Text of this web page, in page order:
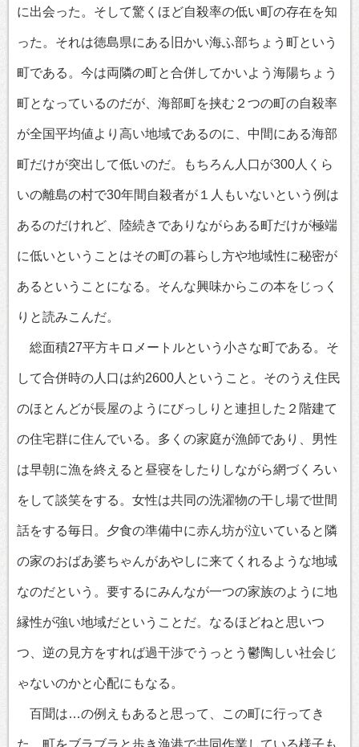
に出会った。そして驚くほど自殺率の低い町の存在を知
った。それは徳島県にある旧かい海ふ部ちょう町という
町である。今は両隣の町と合併してかいよう海陽ちょう
町となっているのだが、海部町を挟む２つの町の自殺率
が全国平均値より高い地域であるのに、中間にある海部
町だけが突出して低いのだ。もちろん人口が300人くら
いの離島の村で30年間自殺者が１人もいないという例は
あるのだけれど、陸続きでありながらある町だけが極端
に低いということはその町の暮らし方や地域性に秘密が
あるということになる。そんな興味からこの本をじっく
りと読みこんだ。
総面積27平方キロメートルという小さな町である。そ
して合併時の人口は約2600人ということ。そのうえ住民
のほとんどが長屋のようにびっしりと連担した２階建て
の住宅群に住んでいる。多くの家庭が漁師であり、男性
は早朝に漁を終えると昼寝をしたりしながら網づくろい
をして談笑をする。女性は共同の洗濯物の干し場で世間
話をする毎日。夕食の準備中に赤ん坊が泣いていると隣
の家のおばあ婆ちゃんがあやしに来てくれるような地域
なのだという。要するにみんなが一つの家族のように地
縁性が強い地域だということだ。なるほどねと思いつ
つ、逆の見方をすれば過干渉でうっとう鬱陶しい社会じ
ゃないのかと心配にもなる。
百聞は…の例えもあると思って、この町に行ってき
た。町をブラブラと歩き漁港で共同作業している様子も